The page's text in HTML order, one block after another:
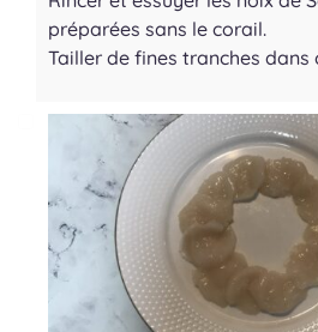
préparées sans le corail.
Tailler de fines tranches dans